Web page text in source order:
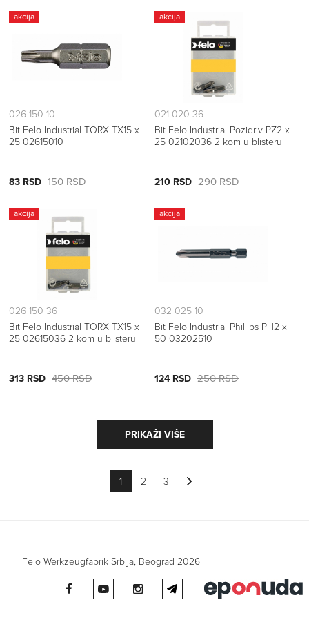
akcija
026 150 10
Bit Felo Industrial TORX TX15 x
25 02615010
83 RSD 150 RSD
akcija
021 020 36
Bit Felo Industrial Pozidriv PZ2 x
25 02102036 2 kom u blisteru
210 RSD 290 RSD
akcija
026 150 36
Bit Felo Industrial TORX TX15 x
25 02615036 2 kom u blisteru
313 RSD 450 RSD
akcija
032 025 10
Bit Felo Industrial Phillips PH2 x
50 03202510
124 RSD 250 RSD
PRIKAŽI VIŠE
1 2 3
Felo Werkzeugfabrik Srbija, Beograd 2026